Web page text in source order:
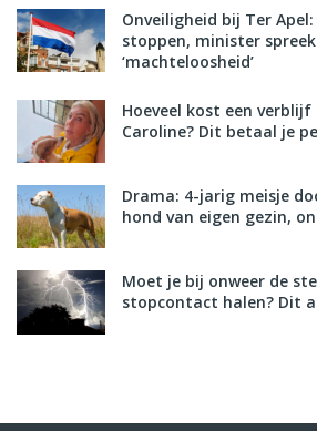
Onveiligheid bij Ter
stoppen, minister
‘machteloosheid’
Hoeveel kost een verblijf
Caroline? Dit betaal je
Drama: 4-jarig meisje
hond van eigen gezin,
Moet je bij onweer de
stopcontact halen? Dit